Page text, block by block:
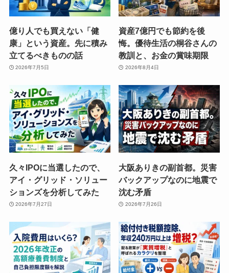
億り人でも買えない「健
康」という資産。先に積み
立てるべきものの話
2026年7月5日
資産7億円でも節約を後
悔。優待生活の桐谷さんの
教訓と、お金の賞味期限
2026年8月4日
久々IPOに当選したので、
アイ・グリッド・ソリュー
ションズを分析してみた
2026年7月27日
大阪ありきの副首都。災害
バックアップなのに地震で
沈む矛盾
2026年7月26日